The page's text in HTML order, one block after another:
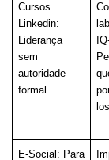
Cursos
Linkedin:
Liderança
sem
autoridade
formal
los
E-Social: Para